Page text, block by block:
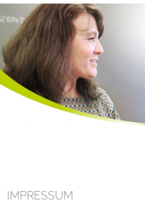
IMPRESSUM